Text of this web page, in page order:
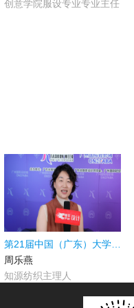
创意学院服设专业专业主任
第21届中国（广东）大学生时装周|二十余年深耕棉麻，知源纺织以工艺创新引领新季风尚
周乐燕
知源纺织主理人